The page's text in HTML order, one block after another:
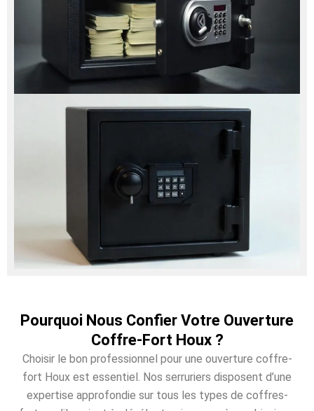
Pourquoi Nous Confier Votre Ouverture
Coffre-Fort Houx ?
Choisir le bon professionnel pour une ouverture coffre-
fort Houx est essentiel. Nos serruriers disposent d’une
expertise approfondie sur tous les types de coffres-